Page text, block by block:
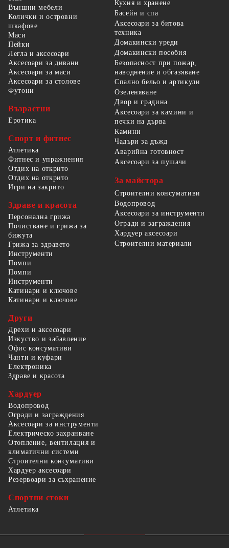
Външни мебели
Колички и островни
шкафове
Маси
Пейки
Легла и аксесоари
Аксесоари за дивани
Аксесоари за маси
Аксесоари за столове
Футони
Възрастни
Еротика
Спорт и фитнес
Атлетика
Фитнес и упражнения
Отдих на открито
Отдих на открито
Игри на закрито
Здраве и красота
Персонална грижа
Почистване и грижа за
бижута
Грижа за здравето
Кухня и хранене
Басейн и спа
Аксесоари за битова
техника
Домакински уреди
Домакински пособия
Безопасност при пожар,
наводнение и обгазяване
Спално бельо и артикули
Озеленяване
Двор и градина
Аксесоари за камини и
печки на дърва
Камини
Чадъри за дъжд
Аварийна готовност
Аксесоари за пушачи
За майстора
Строителни консумативи
Водопровод
Аксесоари за инструменти
Огради и заграждения
Хардуер аксесоари
Строителни материали
Инструменти
Помпи
Помпи
Инструменти
Катинари и ключове
Катинари и ключове
Други
Дрехи и аксесоари
Изкуство и забавление
Офис консумативи
Чанти и куфари
Електроника
Здраве и красота
Хардуер
Водопровод
Огради и заграждения
Аксесоари за инструменти
Електрическо захранване
Отопление, вентилация и
климатични системи
Строителни консумативи
Хардуер аксесоари
Резервоари за съхранение
Спортни стоки
Атлетика